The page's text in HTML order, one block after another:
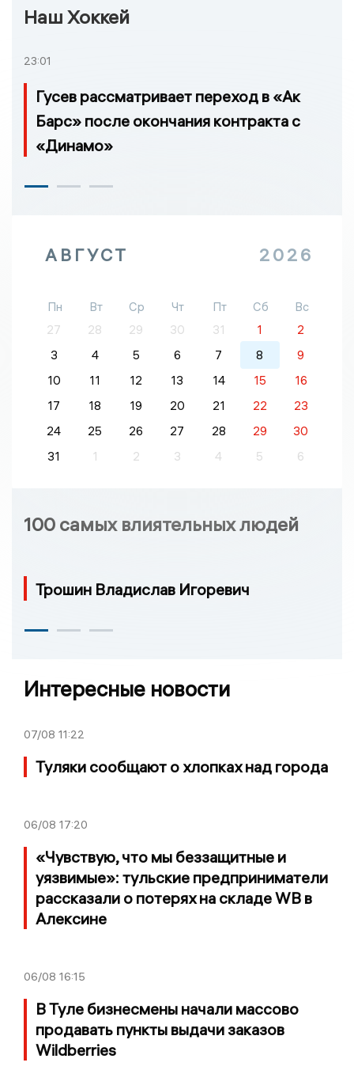
Наш Хоккей
23:01
Гусев рассматривает переход в «Ак
Барс» после окончания контракта с
«Динамо»
АВГУСТ 2026
Пн Вт Ср Чт Пт Сб
Вс
27
28 29 30 31 1
2
3
4 5 6 7 8
9
10
11 12 13 14 15
16
17
18 19 20 21 22
23
24
25 26 27 28 29
30
31
1 2 3 4 5 6
100 самых влиятельных людей
Трошин Владислав Игоревич
Интересные новости
07/08 11:22
Туляки сообщают о хлопках над города
06/08 17:20
«Чувствую, что мы беззащитные и
уязвимые»: тульские предприниматели
рассказали о потерях на складе WB в
Алексине
06/08 16:15
В Туле бизнесмены начали массово
продавать пункты выдачи заказов
Wildberries